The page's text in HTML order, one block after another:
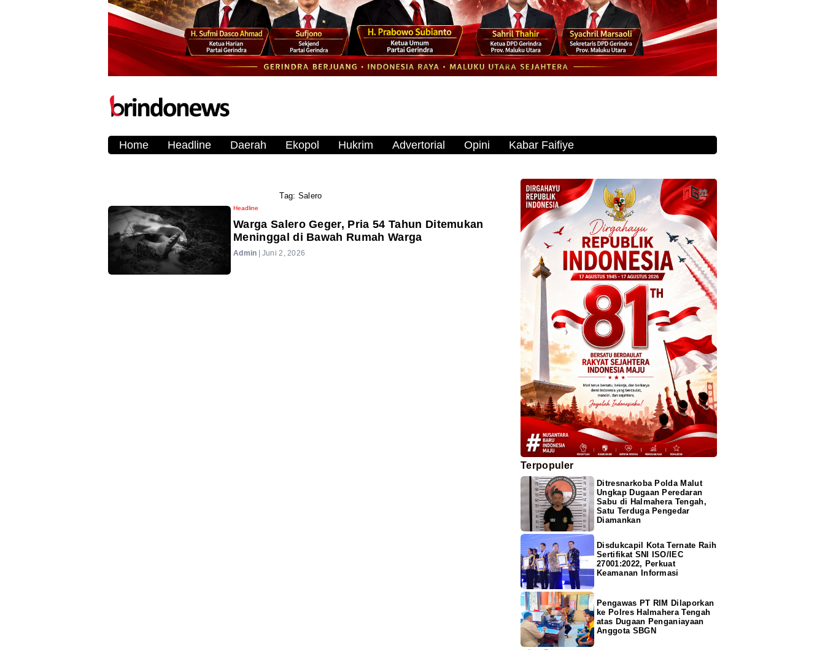
Home Headline Daerah Ekopol Hukrim Advertorial Opini Kabar Faifiye
Tag: Salero
Headline
Warga Salero Geger, Pria 54 Tahun Ditemukan
Meninggal di Bawah Rumah Warga
Admin | Juni 2, 2026
Terpopuler
Ditresnarkoba Polda Malut
Ungkap Dugaan Peredaran
Sabu di Halmahera Tengah,
Satu Terduga Pengedar
Diamankan
Disdukcapil Kota Ternate Raih
Sertifikat SNI ISO/IEC
27001:2022, Perkuat
Keamanan Informasi
Pengawas PT RIM Dilaporkan
ke Polres Halmahera Tengah
atas Dugaan Penganiayaan
Anggota SBGN